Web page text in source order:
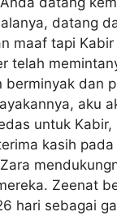
datang
maaf tapi
telah
berminyak dan
aku
untuk Kabir,
kasih
Zeenat
hari sebagai